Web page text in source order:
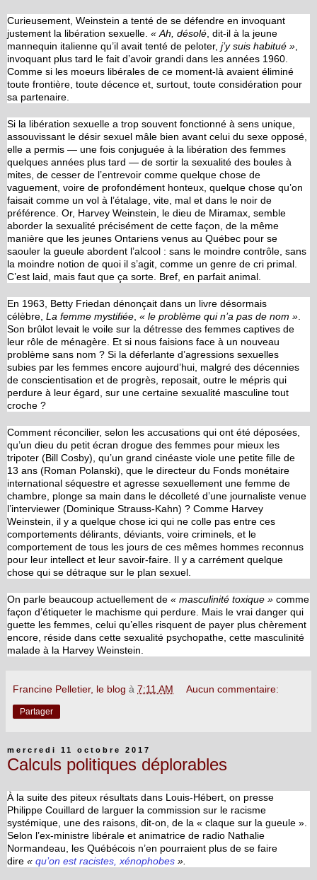
Curieusement, Weinstein a tenté de se défendre en invoquant
justement la libération sexuelle. « Ah, désolé , dit-il à la jeune
mannequin italienne qu’il avait tenté de peloter, j’y suis habitué »
invoquant plus tard le fait d’avoir grandi dans les années 1960.
Comme si les moeurs libérales de ce moment-là avaient éliminé
toute frontière, toute décence et, surtout, toute considération pour
sa partenaire.
Si la libération sexuelle a trop souvent fonctionné à sens unique,
assouvissant le désir sexuel mâle bien avant celui du sexe opposé,
elle a permis — une fois conjuguée à la libération des femmes
quelques années plus tard — de sortir la sexualité des boules à
mites, de cesser de l’entrevoir comme quelque chose de
vaguement, voire de profondément honteux, quelque chose qu’on
faisait comme un vol à l’étalage, vite, mal et dans le noir de
préférence. Or, Harvey Weinstein, le dieu de Miramax, semble
aborder la sexualité précisément de cette façon, de la même
manière que les jeunes Ontariens venus au Québec pour se
saouler la gueule abordent l’alcool : sans le moindre contrôle, sans
la moindre notion de quoi il s’agit, comme un genre de cri primal.
C’est laid, mais faut que ça sorte. Bref, en parfait animal.
En 1963, Betty Friedan dénonçait dans un livre désormais
célèbre, La femme mystifiée « le problème qui n’a pas de nom »
Son brûlot levait le voile sur la détresse des femmes captives de
leur rôle de ménagère. Et si nous faisions face à un nouveau
problème sans nom ? Si la déferlante d’agressions sexuelles
subies par les femmes encore aujourd’hui, malgré des décennies
de conscientisation et de progrès, reposait, outre le mépris qui
perdure à leur égard, sur une certaine sexualité masculine tout
croche ?
Comment réconcilier, selon les accusations qui ont été déposées,
qu’un dieu du petit écran drogue des femmes pour mieux les
tripoter (Bill Cosby), qu’un grand cinéaste viole une petite fille de
13 ans (Roman Polanski), que le directeur du Fonds monétaire
international séquestre et agresse sexuellement une femme de
chambre, plonge sa main dans le décolleté d’une journaliste venue
l’interviewer (Dominique Strauss-Kahn) ? Comme Harvey
Weinstein, il y a quelque chose ici qui ne colle pas entre ces
comportements délirants, déviants, voire criminels, et le
comportement de tous les jours de ces mêmes hommes reconnus
pour leur intellect et leur savoir-faire. Il y a carrément quelque
chose qui se détraque sur le plan sexuel.
On parle beaucoup actuellement de « masculinité toxique » comme
façon d’étiqueter le machisme qui perdure. Mais le vrai danger qui
guette les femmes, celui qu’elles risquent de payer plus chèrement
encore, réside dans cette sexualité psychopathe, cette masculinité
malade à la Harvey Weinstein.
Francine Pelletier, le blog à 7:11 AM Aucun commentaire:
Partager
mercredi 11 octobre 2017
Calculs politiques déplorables
À la suite des piteux résultats dans Louis-Hébert, on presse
Philippe Couillard de larguer la commission sur le racisme
systémique, une des raisons, dit-on, de la « claque sur la gueule ».
Selon l’ex-ministre libérale et animatrice de radio Nathalie
Normandeau, les Québécois n’en pourraient plus de se faire
dire « qu’on est racistes, xénophobes ».